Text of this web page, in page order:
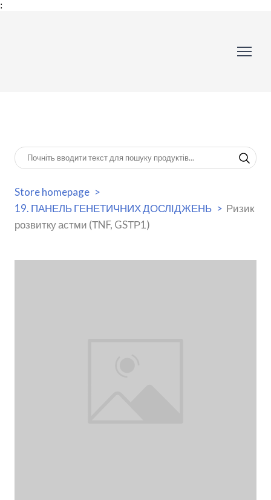
:
Store homepage
19. ПАНЕЛЬ ГЕНЕТИЧНИХ ДОСЛІДЖЕНЬ
Ризик
розвитку астми (ТNF, GSТР1)